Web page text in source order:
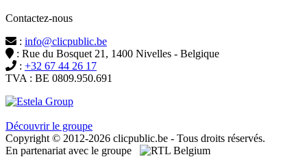
Contactez-nous
: info@clicpublic.be
: Rue du Bosquet 21, 1400 Nivelles - Belgique
: +32 67 44 26 17
TVA : BE 0809.950.691
Découvrir le groupe
Copyright © 2012-2026 clicpublic.be - Tous droits réservés.
En partenariat avec le groupe